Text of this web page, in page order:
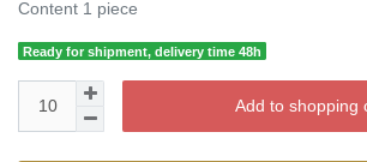
Content 1 piece
Ready for shipment, delivery time 48h
Add to shopping